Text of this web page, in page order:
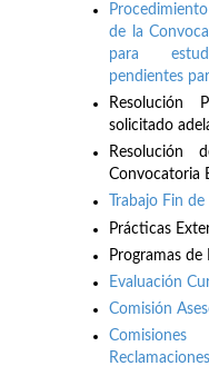
de la
para
pendientes
Resolución
solicitado
Resolución
Convocatoria
Trabajo Fin
Prácticas
Programas de
Evaluación
Comisión